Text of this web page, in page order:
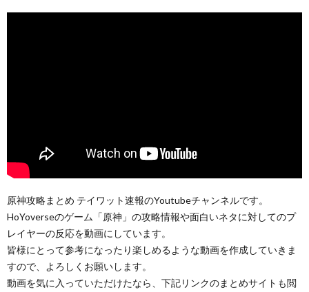
原神攻略まとめ テイワット速報のYoutubeチャンネルです。
HoYoverseのゲーム「原神」の攻略情報や面白いネタに対してのプ
レイヤーの反応を動画にしています。
皆様にとって参考になったり楽しめるような動画を作成していきま
すので、よろしくお願いします。
動画を気に入っていただけたなら、下記リンクのまとめサイトも閲